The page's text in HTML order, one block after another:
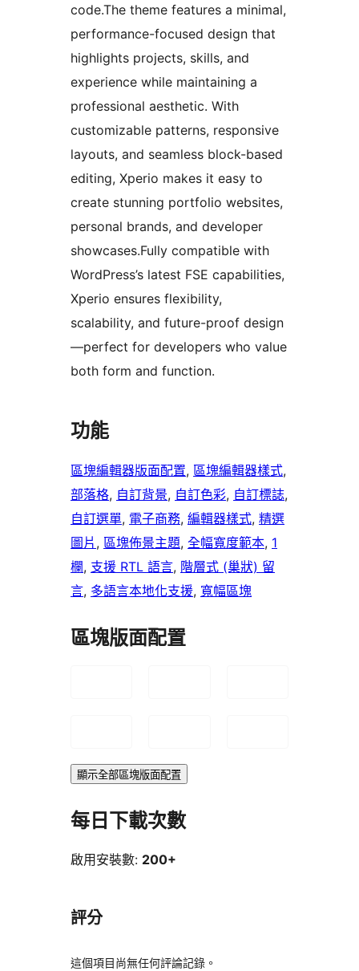
code.The theme features a minimal,
performance-focused design that
highlights projects, skills, and
experience while maintaining a
professional aesthetic. With
customizable patterns, responsive
layouts, and seamless block-based
editing, Xperio makes it easy to
create stunning portfolio websites,
personal brands, and developer
showcases.Fully compatible with
WordPress’s latest FSE capabilities,
Xperio ensures flexibility,
scalability, and future-proof design
—perfect for developers who value
both form and function.
功能
區塊編輯器版面配置, 區塊編輯器樣式
部落格, 自訂背景, 自訂色彩, 自訂標誌
自訂選單, 電子商務, 編輯器樣式, 精選
圖片 , 區塊佈景主題, 全幅寬度範本, 1
欄, 支援 RTL 語言, 階層式 (巢狀) 留
言, 多語言本地化支援, 寬幅區塊
區塊版面配置
顯示全部區塊版面配置
每日下載次數
啟用安裝數: 200+
評分
這個項目尚無任何評論記錄。